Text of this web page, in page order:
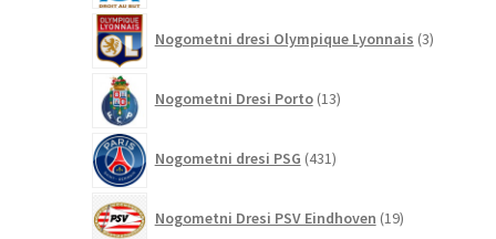
Nogometni dresi Olympique Lyonnais 3izdelki
Nogometni Dresi Porto 13izdelkov
Nogometni dresi PSG 431izdelkov
Nogometni Dresi PSV Eindhoven 19izdelkov